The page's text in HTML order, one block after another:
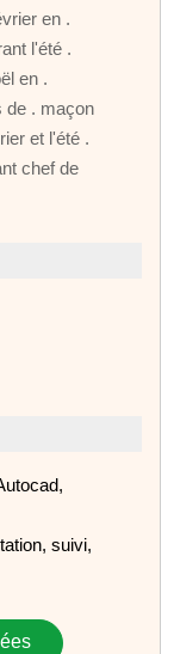
en .
l'été .
en .
de . maçon
et l'été .
chef de
suivi,